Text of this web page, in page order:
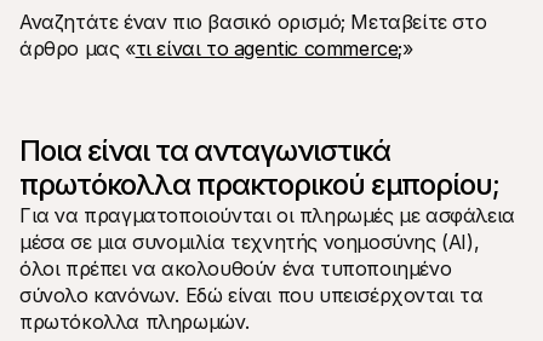
προσλαμβάνουμε!
Επικοινωνία
Για τους αγοραστές
Επικοινωνήστε με την ομάδα υποστήριξης πελατών μας
Επικοινωνήστε με τις πωλήσεις
Ανακαλύψτε πώς μπορούμε να βοηθήσουμε την
Αναζητάτε έναν πιο βασικό ορισμό; Μεταβείτε στο
άρθρο μας «τι είναι το agentic commerce;»
Ποια είναι τα ανταγωνιστικά
πρωτόκολλα πρακτορικού εμπορίου;
Για να πραγματοποιούνται οι πληρωμές με ασφάλεια
μέσα σε μια συνομιλία τεχνητής νοημοσύνης (AI),
όλοι πρέπει να ακολουθούν ένα τυποποιημένο
σύνολο κανόνων. Εδώ είναι που υπεισέρχονται τα
πρωτόκολλα πληρωμών.